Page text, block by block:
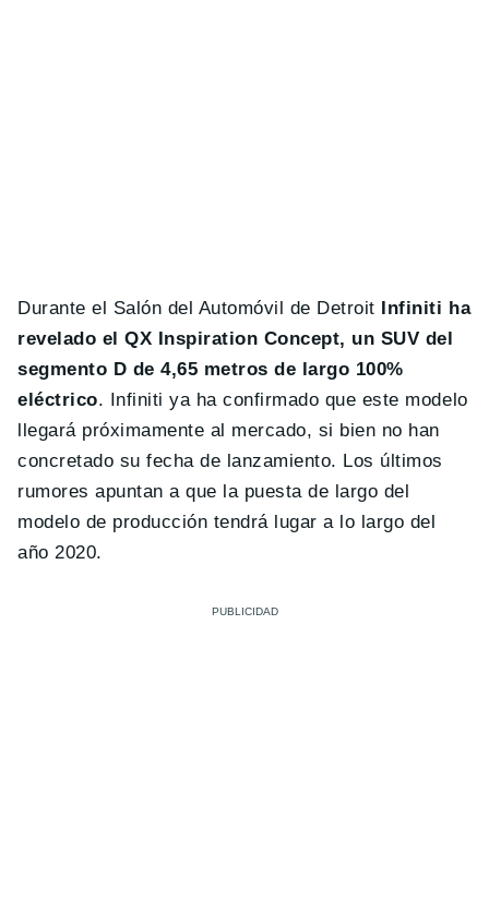
Durante el Salón del Automóvil de Detroit Infiniti ha
revelado el QX Inspiration Concept, un SUV del
segmento D de 4,65 metros de largo 100%
eléctrico. Infiniti ya ha confirmado que este modelo
llegará próximamente al mercado, si bien no han
concretado su fecha de lanzamiento. Los últimos
rumores apuntan a que la puesta de largo del
modelo de producción tendrá lugar a lo largo del
año 2020.